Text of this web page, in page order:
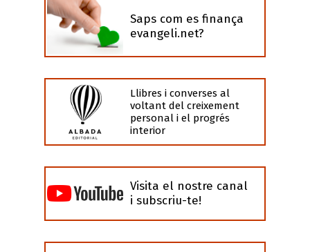
Saps com es finança
evangeli.net?
Llibres i converses al
voltant del creixement
personal i el progrés
interior
Visita el nostre canal
i subscriu-te!